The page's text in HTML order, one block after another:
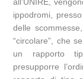
ippodromi,
delle
“circolare”, che
un rapporto
presupporre